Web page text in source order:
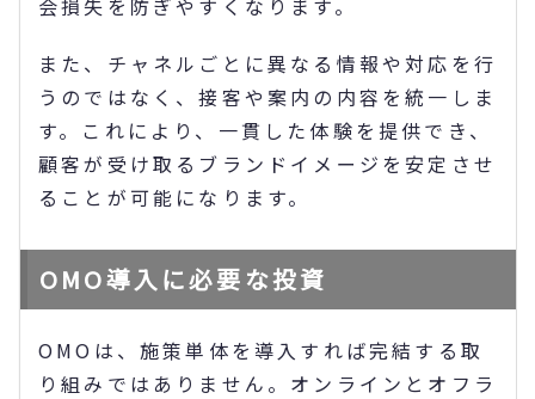
また、チャネルごとに異なる情報や対応を行
うのではなく、接客や案内の内容を統一しま
す。これにより、一貫した体験を提供でき、
顧客が受け取るブランドイメージを安定させ
ることが可能になります。
OMO導入に必要な投資
OMOは、施策単体を導入すれば完結する取
り組みではありません。オンラインとオフラ